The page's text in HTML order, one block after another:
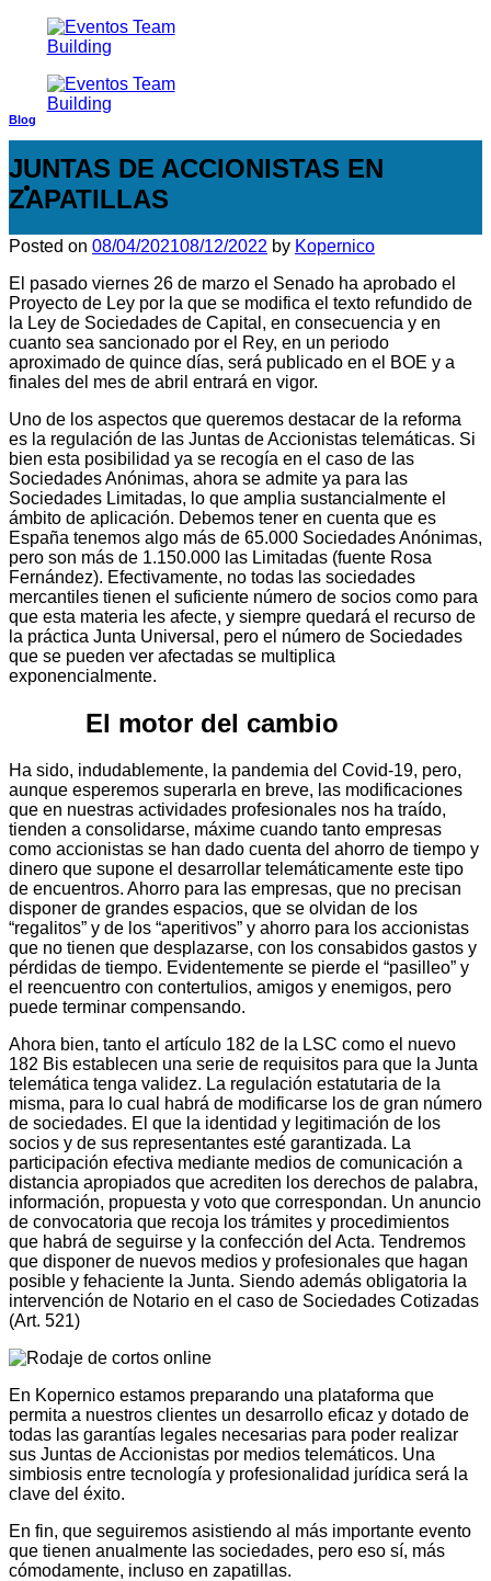
Saltar
contenido
Blog
JUNTAS DE ACCIONISTAS EN
ZAPATILLAS
Posted on 08/04/202108/12/2022 by Kopernico
El pasado viernes 26 de marzo el Senado ha aprobado el
Proyecto de Ley por la que se modifica el texto refundido de
la Ley de Sociedades de Capital, en consecuencia y en
cuanto sea sancionado por el Rey, en un periodo
aproximado de quince días, será publicado en el BOE y a
finales del mes de abril entrará en vigor.
Uno de los aspectos que queremos destacar de la reforma
es la regulación de las Juntas de Accionistas telemáticas. Si
bien esta posibilidad ya se recogía en el caso de las
Sociedades Anónimas, ahora se admite ya para las
Sociedades Limitadas, lo que amplia sustancialmente el
ámbito de aplicación. Debemos tener en cuenta que es
España tenemos algo más de 65.000 Sociedades Anónimas,
pero son más de 1.150.000 las Limitadas (fuente Rosa
Fernández). Efectivamente, no todas las sociedades
mercantiles tienen el suficiente número de socios como para
que esta materia les afecte, y siempre quedará el recurso de
la práctica Junta Universal, pero el número de Sociedades
que se pueden ver afectadas se multiplica
exponencialmente.
El motor del cambio
Ha sido, indudablemente, la pandemia del Covid-19, pero,
aunque esperemos superarla en breve, las modificaciones
que en nuestras actividades profesionales nos ha traído,
tienden a consolidarse, máxime cuando tanto empresas
como accionistas se han dado cuenta del ahorro de tiempo y
dinero que supone el desarrollar telemáticamente este tipo
de encuentros. Ahorro para las empresas, que no precisan
disponer de grandes espacios, que se olvidan de los
“regalitos” y de los “aperitivos” y ahorro para los accionistas
que no tienen que desplazarse, con los consabidos gastos y
pérdidas de tiempo. Evidentemente se pierde el “pasilleo” y
el reencuentro con contertulios, amigos y enemigos, pero
puede terminar compensando.
Ahora bien, tanto el artículo 182 de la LSC como el nuevo
182 Bis establecen una serie de requisitos para que la Junta
telemática tenga validez. La regulación estatutaria de la
misma, para lo cual habrá de modificarse los de gran número
de sociedades. El que la identidad y legitimación de los
socios y de sus representantes esté garantizada. La
participación efectiva mediante medios de comunicación a
distancia apropiados que acrediten los derechos de palabra,
información, propuesta y voto que correspondan. Un anuncio
de convocatoria que recoja los trámites y procedimientos
que habrá de seguirse y la confección del Acta. Tendremos
que disponer de nuevos medios y profesionales que hagan
posible y fehaciente la Junta. Siendo además obligatoria la
intervención de Notario en el caso de Sociedades Cotizadas
(Art. 521)
En Kopernico estamos preparando una plataforma que
permita a nuestros clientes un desarrollo eficaz y dotado de
todas las garantías legales necesarias para poder realizar
sus Juntas de Accionistas por medios telemáticos. Una
simbiosis entre tecnología y profesionalidad jurídica será la
clave del éxito.
En fin, que seguiremos asistiendo al más importante evento
que tienen anualmente las sociedades, pero eso sí, más
cómodamente, incluso en zapatillas.